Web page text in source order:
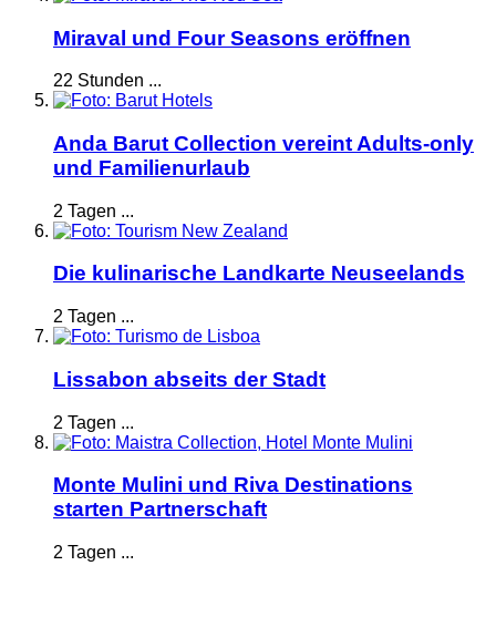
Miraval und Four Seasons eröffnen
22 Stunden ...
Anda Barut Collection vereint Adults-only
und Familienurlaub
2 Tagen ...
Die kulinarische Landkarte Neuseelands
2 Tagen ...
Lissabon abseits der Stadt
2 Tagen ...
Monte Mulini und Riva Destinations
starten Partnerschaft
2 Tagen ...